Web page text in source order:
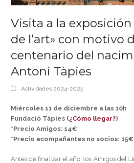
Visita a la exposición
de l’art» con motivo
centenario del
Antoni Tàpies
Actividades 2024-2025
Miércoles 11 de diciembre a las 10h
Fundació Tàpies (¿Cómo llegar?)
*Precio Amigos: 14€
*Precio acompañantes no socios: 15€
Antes de finalizar el año, los Amigos del